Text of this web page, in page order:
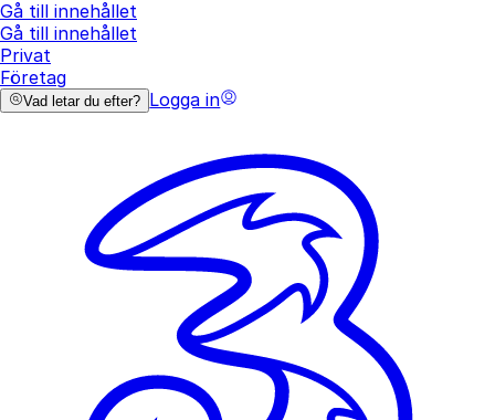
Gå till innehållet
Gå till innehållet
Privat
Företag
Vad letar du efter? Logga in